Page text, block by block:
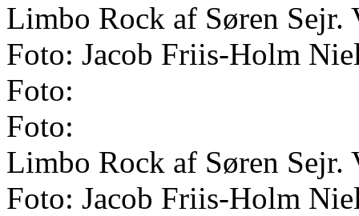
Limbo Rock af Søren
Foto: Jacob Friis-Holm
Foto:
Foto:
Limbo Rock af Søren
Foto: Jacob Friis-Holm